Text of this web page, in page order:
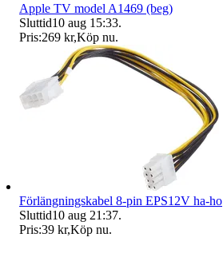
Apple TV model A1469 (beg)
Sluttid10 aug 15:33.
Pris:269 kr,Köp nu.
Förlängningskabel 8-pin EPS12V ha-ho
Sluttid10 aug 21:37.
Pris:39 kr,Köp nu.